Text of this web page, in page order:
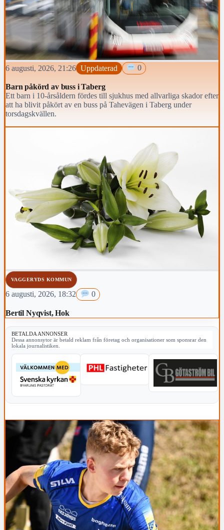
6 augusti, 2026, 21:26 Uppdaterad 0
Barn påkörd av buss i Taberg
Ett barn i 10-årsåldern fördes till sjukhus med allvarliga skador efter
att ha blivit påkört av en buss på Tahevägen i Taberg under
torsdagskvällen.
VAGGERYDS KOMMUN
6 augusti, 2026, 18:32 0
Bertil Nyqvist, Hok
BETALDA ANNONSER
Dessa annonsytor är betald reklam från företag och organisationer som sponsrar den
lokala journalistiken.